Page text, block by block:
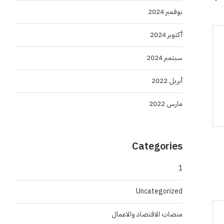
نوفمبر 2024
أكتوبر 2024
سبتمبر 2024
أبريل 2022
مارس 2022
Categories
1
Uncategorized
منصات الاقتصاد والاعمال